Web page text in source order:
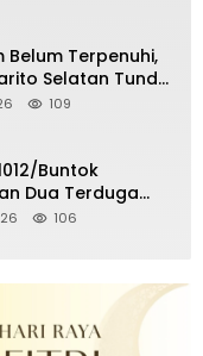
Belum Terpenuhi,
Selatan Tunda
Persetujuan
109
Buntok
Dua Terduga
Perusahaan
106